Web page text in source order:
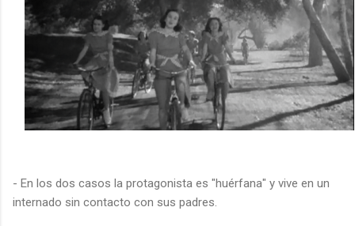
- En los dos casos la protagonista es "huérfana" y vive en un
internado sin contacto con sus padres.